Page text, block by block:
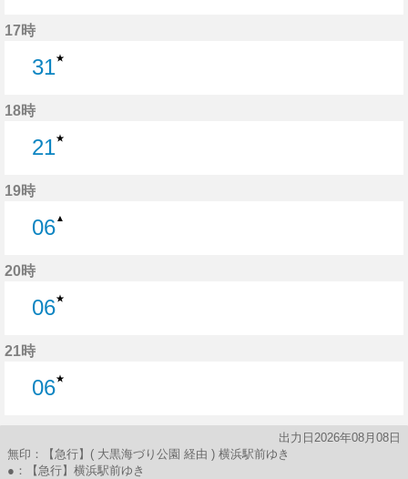
17時
31★
18時
21★
19時
06▲
20時
06★
21時
06★
出力日2026年08月08日
無印：【急行】( 大黒海づり公園 経由 ) 横浜駅前ゆき
●：【急行】横浜駅前ゆき